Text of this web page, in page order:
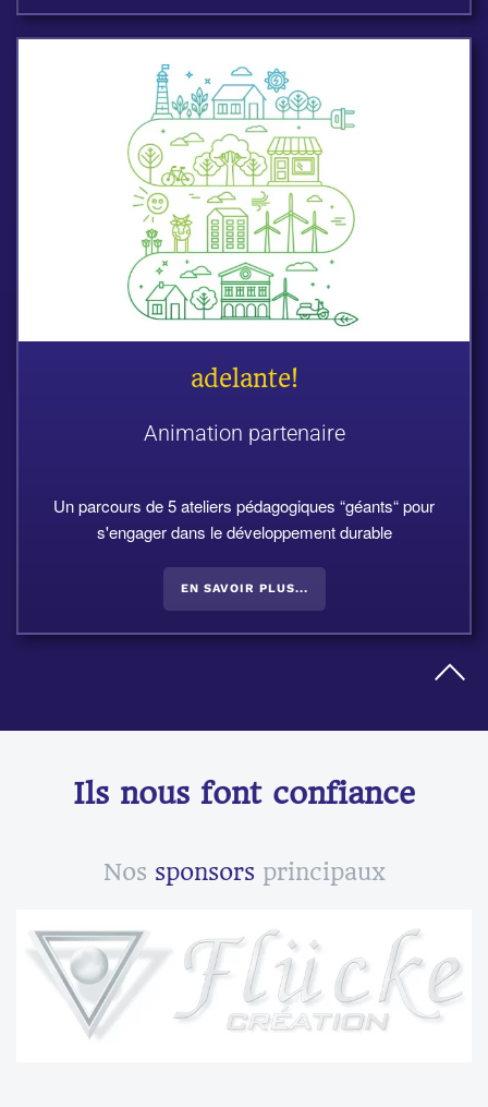
adelante!
Animation partenaire
Un parcours de 5 ateliers pédagogiques “géants“ pour
s'engager dans le développement durable
EN SAVOIR PLUS...
Ils nous font confiance
Nos sponsorsprincipaux